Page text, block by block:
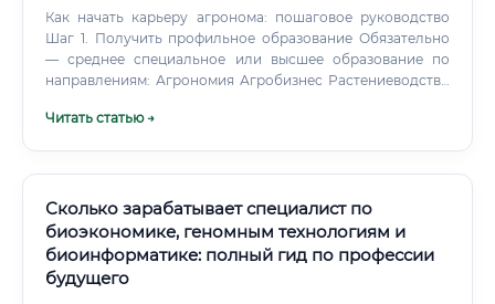
биологических препаратов Участие в клинических
испытаниях (I–IV фазы) Взаимодействие с регуляторными
органами (Росздравнадзор, EMA, FDA) В клинических
организациях: Фармакокинетическое моделирование
мониторинг Консультирование врачей по вопросам
нормативной документации Какие навыки и знания
необходимы 🎯 Биофармаколог должен обладать
широким спектром компетенций — как технических, так и
аналитических: ⚠️ Особо ценится способность мыслить
системно — понимать, как изменение одного параметра
Как начать карьеру агронома: пошаговое руководство
Шаг 1. Получить профильное образование Обязательно
— среднее специальное или высшее образование по
направлениям: Агрономия Агробизнес Растениеводство
академия (МСХА), КубГАУ, Саратовский ГАУ, Алтайский
Читать статью →
Сколько зарабатывает специалист по
биоэкономике, геномным технологиям и
биоинформатике: полный гид по профессии
будущего